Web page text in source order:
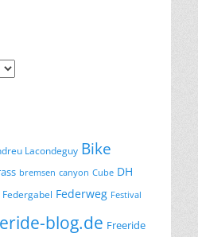
Lacondeguy Bike
bremsen canyon Cube DH
Federgabel Federweg Festival
blog.de Freeride